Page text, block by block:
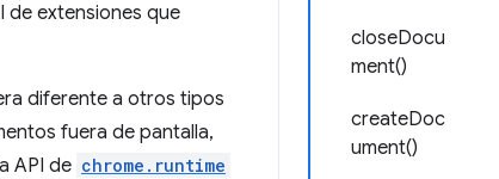
closeDocu
ment()
createDoc
ument()
de extensiones que
diferente a otros tipos
fuera de pantalla,
API de chrome.runtime